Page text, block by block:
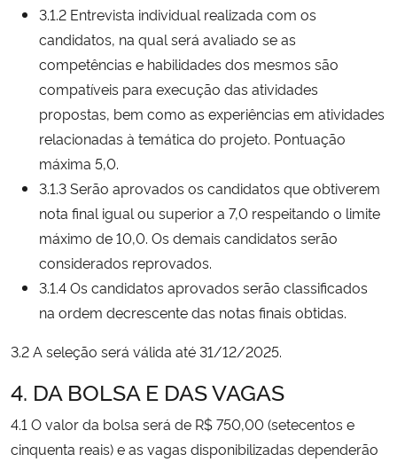
3.1.2 Entrevista individual realizada com os
candidatos, na qual será avaliado se as
competências e habilidades dos mesmos são
compatíveis para execução das atividades
propostas, bem como as experiências em atividades
relacionadas à temática do projeto. Pontuação
máxima 5,0.
3.1.3 Serão aprovados os candidatos que obtiverem
nota final igual ou superior a 7,0 respeitando o limite
máximo de 10,0. Os demais candidatos serão
considerados reprovados.
3.1.4 Os candidatos aprovados serão classificados
na ordem decrescente das notas finais obtidas.
3.2 A seleção será válida até 31/12/2025.
4. DA BOLSA E DAS VAGAS
4.1 O valor da bolsa será de R$ 750,00 (setecentos e
cinquenta reais) e as vagas disponibilizadas dependerão